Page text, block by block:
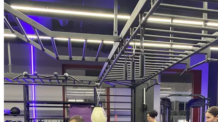
Рекомендована для всех уровней подготовленности.
Продолжительность класса 55 мин.